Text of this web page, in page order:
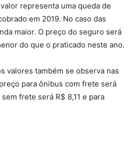
representa uma queda de
em 2019. No caso das
maior. O preço do seguro será
do que o praticado neste ano.
valores também se observa nas
para ônibus com frete será
frete será R$ 8,11 e para